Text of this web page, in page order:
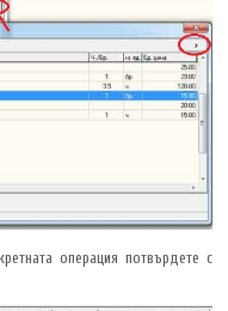
операция потвърдете с